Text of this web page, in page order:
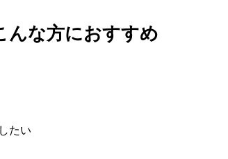
んな方におすすめ
たい